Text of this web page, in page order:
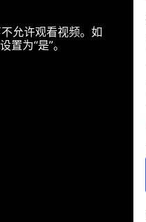
允许观看视频。如
为“是”。